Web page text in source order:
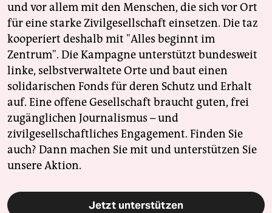
und vor allem mit den Menschen, die sich vor Ort
für eine starke Zivilgesellschaft einsetzen. Die taz
kooperiert deshalb mit "Alles beginnt im
Zentrum". Die Kampagne unterstützt bundesweit
linke, selbstverwaltete Orte und baut einen
solidarischen Fonds für deren Schutz und Erhalt
auf. Eine offene Gesellschaft braucht guten, frei
zugänglichen Journalismus – und
zivilgesellschaftliches Engagement. Finden Sie
auch? Dann machen Sie mit und unterstützen Sie
unsere Aktion.
Jetzt unterstützen